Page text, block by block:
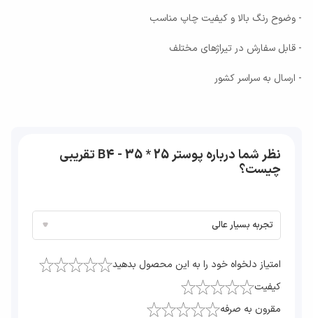
- وضوح رنگ بالا و کیفیت چاپ مناسب
- قابل سفارش در تیراژهای مختلف
- ارسال به سراسر کشور
نظر شما درباره پوستر 25 * 35 - B4 تقریبی
چیست؟
امتیاز دلخواه خود را به این محصول بدهید
کیفیت
مقرون به صرفه